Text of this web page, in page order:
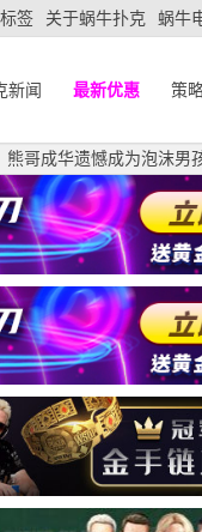
签 关于蜗牛扑克 蜗牛
新闻 最新优惠 策
熊哥成华遗憾成为泡沫男